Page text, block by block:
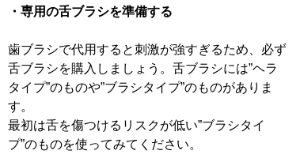
・専用の舌ブラシを準備する
歯ブラシで代用すると刺激が強すぎるため、必ず
舌ブラシを購入しましょう。舌ブラシには”ヘラ
タイプ”のものや”ブラシタイプ”のものがありま
す。
最初は舌を傷つけるリスクが低い”ブラシタイ
プ”のものを使ってみてください。